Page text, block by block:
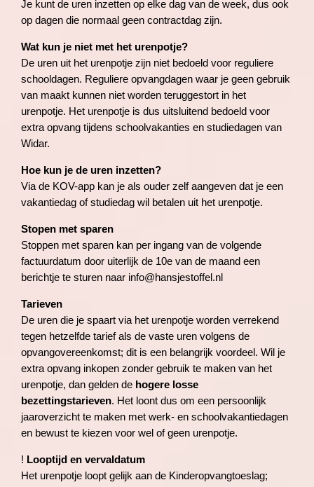
Je kunt de uren inzetten op elke dag van de week, dus ook
op dagen die normaal geen contractdag zijn.
Wat kun je niet met het urenpotje?
De uren uit het urenpotje zijn niet bedoeld voor reguliere
schooldagen. Reguliere opvangdagen waar je geen gebruik
van maakt kunnen niet worden teruggestort in het
urenpotje. Het urenpotje is dus uitsluitend bedoeld voor
extra opvang tijdens schoolvakanties en studiedagen van
Widar.
Hoe kun je de uren inzetten?
Via de KOV-app kan je als ouder zelf aangeven dat je een
vakantiedag of studiedag wil betalen uit het urenpotje.
Stopen met sparen
Stoppen met sparen kan per ingang van de volgende
factuurdatum door uiterlijk de 10e van de maand een
berichtje te sturen naar info@hansjestoffel.nl
Tarieven
De uren die je spaart via het urenpotje worden verrekend
tegen hetzelfde tarief als de vaste uren volgens de
opvangovereenkomst; dit is een belangrijk voordeel. Wil je
extra opvang inkopen zonder gebruik te maken van het
urenpotje, dan gelden de hogere losse
bezettingstarieven. Het loont dus om een persoonlijk
jaaroverzicht te maken met werk- en schoolvakantiedagen
en bewust te kiezen voor wel of geen urenpotje.
! Looptijd en vervaldatum
Het urenpotje loopt gelijk aan de Kinderopvangtoeslag;